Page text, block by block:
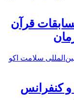
قرآن
و کنفرانس